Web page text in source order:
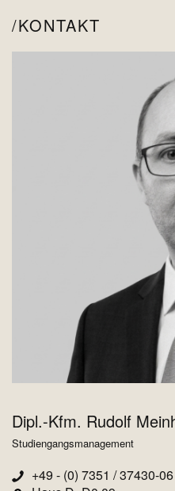
KONTAKT
Dipl.-Kfm. Rudolf
Studiengangsmanagement
+49 - (0) 7351 / 37430-06